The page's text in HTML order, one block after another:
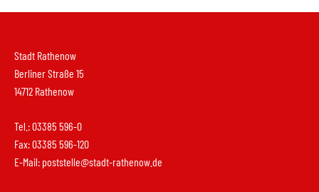
Stadt Rathenow
Berliner Straße 15
14712 Rathenow
Tel.: 03385 596-0
Fax: 03385 596-120
E-Mail: poststelle@stadt-rathenow.de